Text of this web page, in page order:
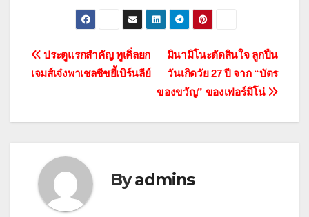
แนะแนว
มินามิโนะตัดสินใจ ลูกปืน
วันเกิดวัย 27 ปี จาก “บัตร
ของขวัญ” ของเฟอร์มิโน่
ประตูแรกสำคัญ ทูเคิ่ลยก
เจมส์เจ๋งพาเชลซีขยี้เบิร์นลีย์
Byadmins